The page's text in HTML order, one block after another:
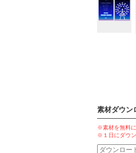
素材ダウン
※素材を無料
※１日にダウン